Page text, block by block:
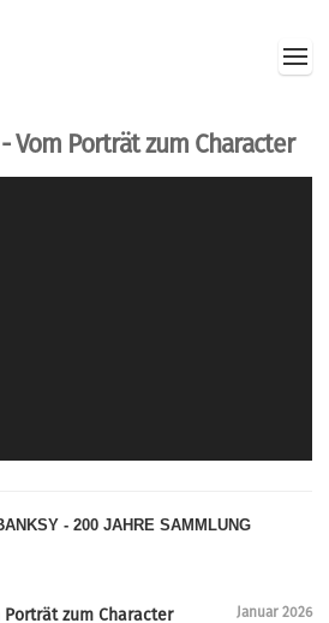
Vom Porträt zum Character
- 200 JAHRE SAMMLUNG
zum Character Januar 2026